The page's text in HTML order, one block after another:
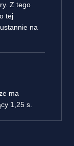
Z tego
tej
na
ma
1,25 s.